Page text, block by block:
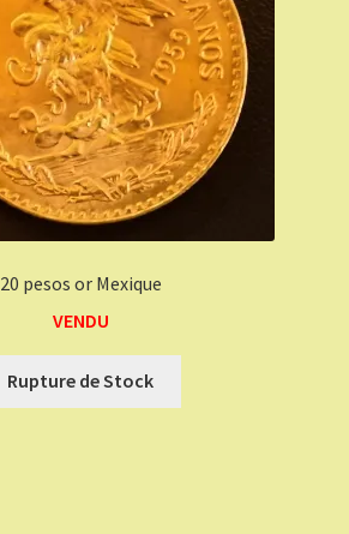
20 pesos or Mexique
VENDU
Rupture de Stock